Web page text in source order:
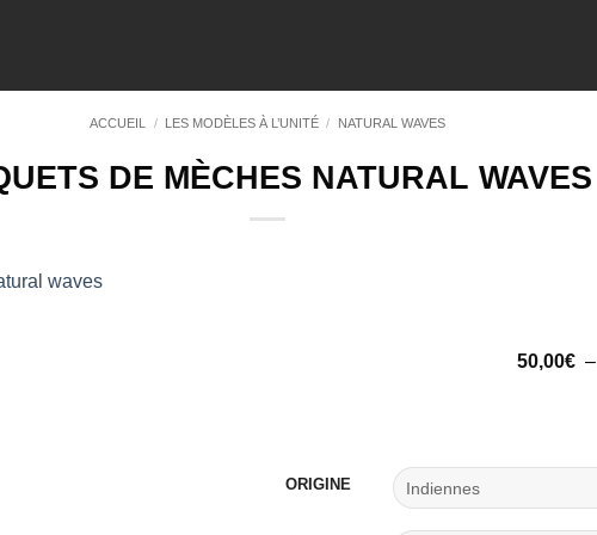
ACCUEIL / LES MODÈLES À L’UNITÉ / NATURAL WAVES
DE MÈCHES NATURAL WAVES
50,00€ –
ORIGINE